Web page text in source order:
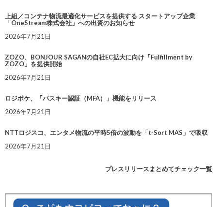
上組／コンテナ物流最適化サービスを提供する スタートアップ企業
「OneStream株式会社」への出資のお知らせ
2026年7月21日
ZOZO、BONJOUR SAGANの自社EC拡大に向け「Fulfillment by
ZOZO」を提供開始
2026年7月21日
ロジポケ、「パスキー認証（MFA）」機能をリリース
2026年7月21日
NTTロジスコ、エンタメ物流の平時5倍の波動を「t-Sort MAS」で吸収
2026年7月21日
プレスリリースまとめてチェック一覧